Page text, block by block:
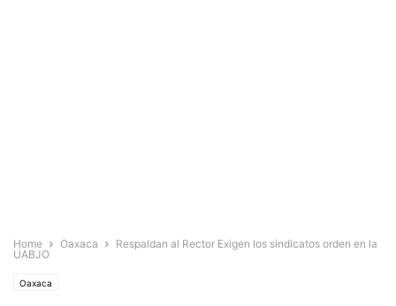
Home Oaxaca
Respaldan al Rector Exigen los sindicatos orden en la
UABJO
Oaxaca